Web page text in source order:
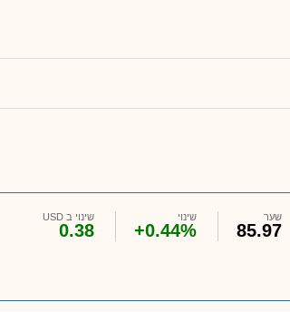
שער
85.97
שינוי
+0.44%
שינוי ב USD
0.38